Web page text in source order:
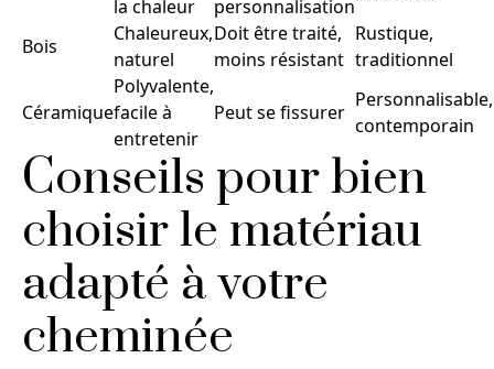
la chaleur
personnalisation
Bois
Chaleureux,
naturel
Doit être traité,
moins résistant
Rustique,
traditionnel
Céramique
Polyvalente,
facile à
entretenir
Peut se fissurer
Personnalisable,
contemporain
Conseils pour bien
choisir le matériau
adapté à votre
cheminée